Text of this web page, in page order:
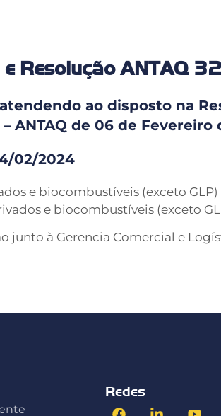
Resolução ANTAQ
ao disposto na
ANTAQ de 06 de Fevereiro
02/2024
e biocombustíveis (exceto GLP)
e biocombustíveis (exceto
junto à Gerencia Comercial e
Redes